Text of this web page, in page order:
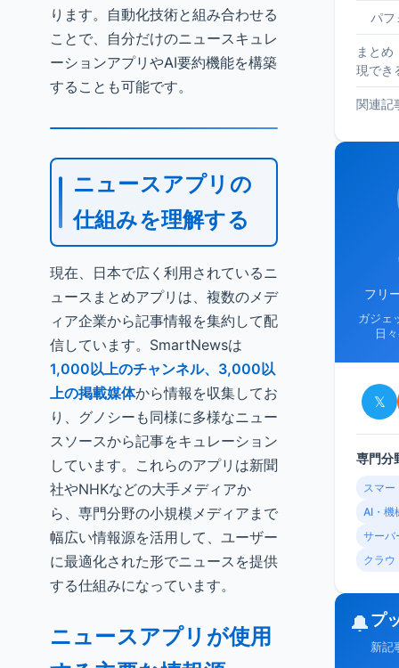
ります。自動化技術と組み合わせる
ことで、自分だけのニュースキュレ
ーションアプリやAI要約機能を構築
することも可能です。
ニュースアプリの
仕組みを理解する
現在、日本で広く利用されているニ
ュースまとめアプリは、複数のメデ
ィア企業から記事情報を集約して配
信しています。SmartNewsは
1,000以上のチャンネル、3,000以
上の掲載媒体から情報を収集してお
り、グノシーも同様に多様なニュー
スソースから記事をキュレーション
しています。これらのアプリは新聞
社やNHKなどの大手メディアか
ら、専門分野の小規模メディアまで
幅広い情報源を活用して、ユーザー
に最適化された形でニュースを提供
する仕組みになっています。
ニュースアプリが使用
パフ
まとめ
現でき
関連記
フリ
ガジェ
日
𝕏
専門分
スマー
AI・機
サーバ
クラウ
🔔プ
新記